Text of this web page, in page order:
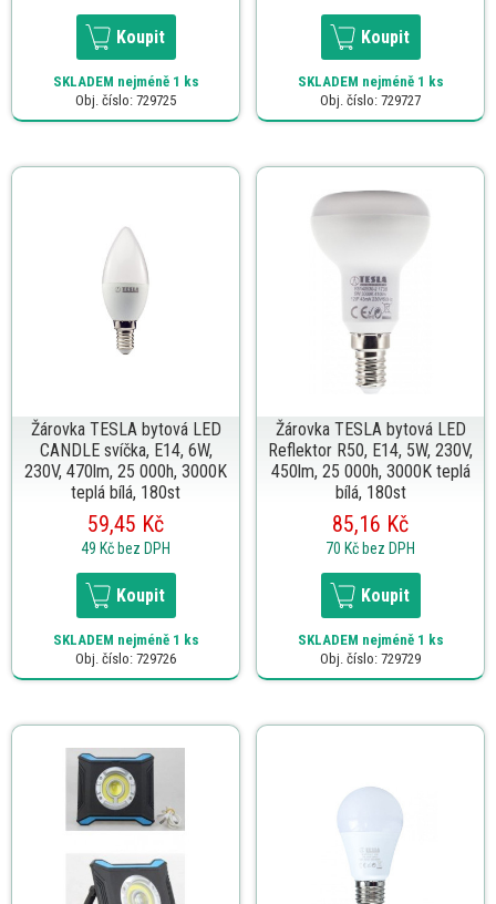
Koupit
SKLADEM nejméně 1 ks
Obj. číslo: 729725
Koupit
SKLADEM nejméně 1 ks
Obj. číslo: 729727
Žárovka TESLA bytová LED
CANDLE svíčka, E14, 6W,
230V, 470lm, 25 000h, 3000K
teplá bílá, 180st
59,45 Kč
49 Kč bez DPH
Koupit
SKLADEM nejméně 1 ks
Obj. číslo: 729726
Žárovka TESLA bytová LED
Reflektor R50, E14, 5W, 230V,
450lm, 25 000h, 3000K teplá
bílá, 180st
85,16 Kč
70 Kč bez DPH
Koupit
SKLADEM nejméně 1 ks
Obj. číslo: 729729